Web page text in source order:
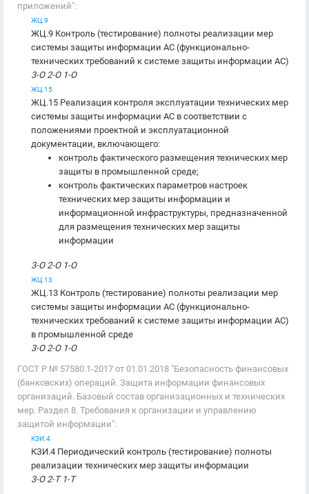
приложений":
ЖЦ.9
ЖЦ.9 Контроль (тестирование) полноты реализации мер
системы защиты информации АС (функционально-
технических требований к системе защиты информации АС)
3-О 2-О 1-О
ЖЦ.15
ЖЦ.15 Реализация контроля эксплуатации технических мер
системы защиты информации АС в соответствии с
положениями проектной и эксплуатационной
документации, включающего:
контроль фактического размещения технических мер
защиты в промышленной среде;
контроль фактических параметров настроек
технических мер защиты информации и
информационной инфраструктуры, предназначенной
для размещения технических мер защиты
информации
3-О 2-О 1-О
ЖЦ.13
ЖЦ.13 Контроль (тестирование) полноты реализации мер
системы защиты информации АС (функционально-
технических требований к системе защиты информации АС)
в промышленной среде
3-О 2-О 1-О
ГОСТ Р № 57580.1-2017 от 01.01.2018 "Безопасность финансовых
(банковских) операций. Защита информации финансовых
организаций. Базовый состав организационных и технических
мер. Раздел 8. Требования к организации и управлению
защитой информации":
КЗИ.4
КЗИ.4 Периодический контроль (тестирование) полноты
реализации технических мер защиты информации
3-О 2-Т 1-Т